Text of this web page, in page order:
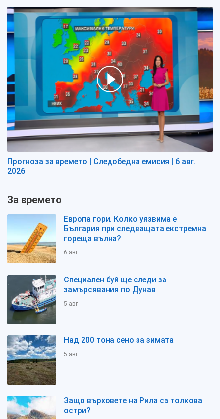
Прогноза за времето | Следобедна емисия | 6 авг.
2026
За времето
Европа гори. Колко уязвима е
България при следващата екстремна
гореща вълна?
6 авг
Специален буй ще следи за
замърсявания по Дунав
5 авг
Над 200 тона сено за зимата
5 авг
Защо върховете на Рила са толкова
остри?